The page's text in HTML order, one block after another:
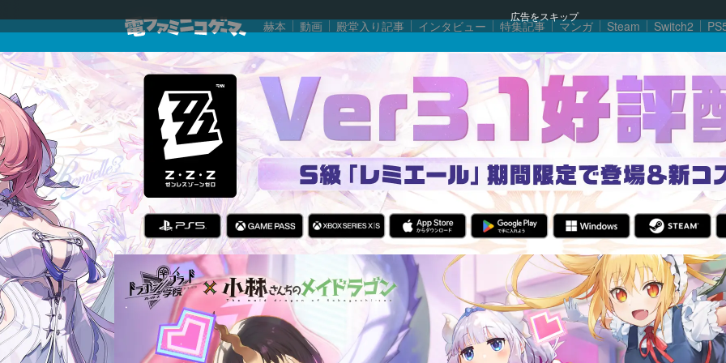
広告をスキップ
赫本 動画 殿堂入り記事 インタビュー 特集記事 マンガ Steam Switch2